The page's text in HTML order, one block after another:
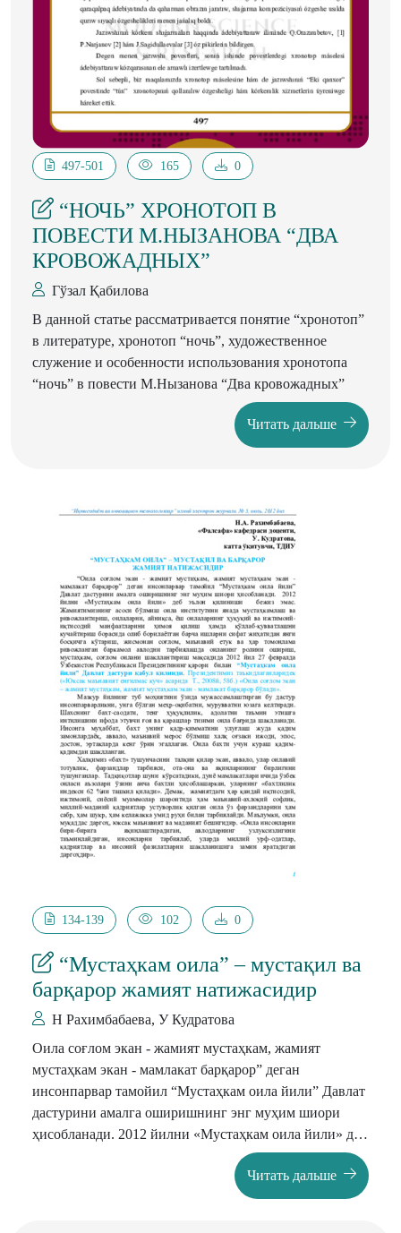
497-501 165 0
“НОЧЬ” ХРОНОТОП В
ПОВЕСТИ М.НЫЗАНОВА “ДВА
КРОВОЖАДНЫХ”
Гўзал Қабилова
В данной статье рассматривается понятие “хронотоп”
в литературе, хронотоп “ночь”, художественное
служение и особенности использования хронотопа
“ночь” в повести М.Нызанова “Два кровожадных”
Читать дальше
134-139 102 0
“Мустаҳкам оила” – мустақил ва
барқарор жамият натижасидир
Н Рахимбабаева, У Кудратова
Оила соғлом экан - жамият мустаҳкам, жамият
мустаҳкам экан - мамлакат барқарор” деган
инсонпарвар тамойил “Мустаҳкам оила йили” Давлат
дастурини амалга оширишнинг энг муҳим шиори
ҳисобланади. 2012 йилни «Мустаҳкам оила йили» деб
Читать дальше